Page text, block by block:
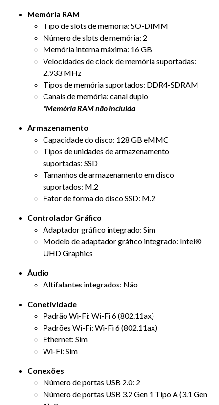
Memória RAM
Tipo de slots de memória: SO-DIMM
Número de slots de memória: 2
Memória interna máxima: 16 GB
Velocidades de clock de memória suportadas:
2.933 MHz
Tipos de memória suportados: DDR4-SDRAM
Canais de memória: canal duplo
*Memória RAM não incluída
Armazenamento
Capacidade do disco: 128 GB eMMC
Tipos de unidades de armazenamento
suportadas: SSD
Tamanhos de armazenamento em disco
suportados: M.2
Fator de forma do disco SSD: M.2
Controlador Gráfico
Adaptador gráfico integrado: Sim
Modelo de adaptador gráfico integrado: Intel®
UHD Graphics
Áudio
Altifalantes integrados: Não
Conetividade
Padrão Wi-Fi: Wi-Fi 6 (802.11ax)
Padrões Wi-Fi: Wi-Fi 6 (802.11ax)
Ethernet: Sim
Wi-Fi: Sim
Conexões
Número de portas USB 2.0: 2
Número de portas USB 3.2 Gen 1 Tipo A (3.1 Gen